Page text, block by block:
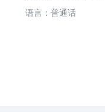
语言： 普通话